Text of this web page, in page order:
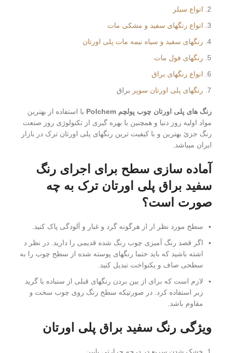
انواع سیلر
انواع رنگهای سفید و مشکی مات
رنگهای سفید و سیاه نیمه مات پلی اورتان
رنگهای فول مات
انواع رنگهای براق
رنگهای پلی اورتان سوپر براق
رنگ های پلی اورتان چوب پولچم Polchem
با استفاده از بهترین
مواد اولیه روز دنیا و همچنین با بهره گیری از تکنولوژی روز صنعت
رنگ جزئ بهترین و با کیفیت ترین رنگهای پلی اورتان ترک در بازار
ایران میباشد.
آماده سازی سطح برای اجرای رنگ
سفید براق پلی اورتان ترک به چه
صورت است؟
سطح مورد نظر ار از هرگونه گرد و غبار و آلودگی پاک کنید.
اگر قصد رنگ آمیزی چوب رنگ شده قدیمی را دارید. در نظر د
اشته باشید که باید حتما رنگهای پوسته شده از سطح چوب را به
سطحی صاف و یکنواخت تبدیل کنید.
لازم است که برای از بین بردن رنگهای قبلی از سنباده با گرید
زبر استفاده کرد. در صورتیکه سطح رنگ روی چوب سخت و
مقاوم باشد.
ویژگی رنگ سفید براق پلی اورتان
خشک شدن سریع در درجه حرارتی پایین